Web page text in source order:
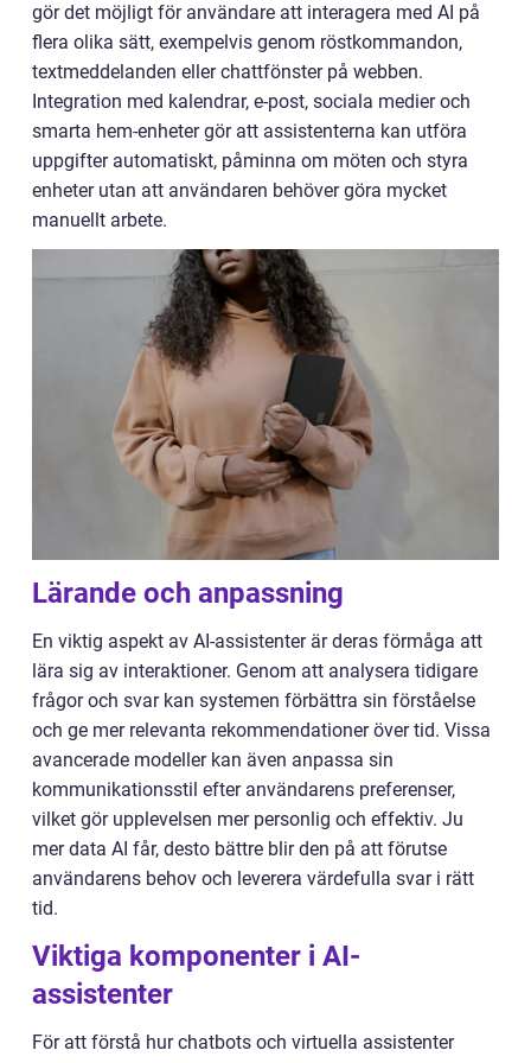
gör det möjligt för användare att interagera med AI på
flera olika sätt, exempelvis genom röstkommandon,
textmeddelanden eller chattfönster på webben.
Integration med kalendrar, e-post, sociala medier och
smarta hem-enheter gör att assistenterna kan utföra
uppgifter automatiskt, påminna om möten och styra
enheter utan att användaren behöver göra mycket
manuellt arbete.
Lärande och anpassning
En viktig aspekt av AI-assistenter är deras förmåga att
lära sig av interaktioner. Genom att analysera tidigare
frågor och svar kan systemen förbättra sin förståelse
och ge mer relevanta rekommendationer över tid. Vissa
avancerade modeller kan även anpassa sin
kommunikationsstil efter användarens preferenser,
vilket gör upplevelsen mer personlig och effektiv. Ju
mer data AI får, desto bättre blir den på att förutse
användarens behov och leverera värdefulla svar i rätt
tid.
Viktiga komponenter i AI-
assistenter
För att förstå hur chatbots och virtuella assistenter